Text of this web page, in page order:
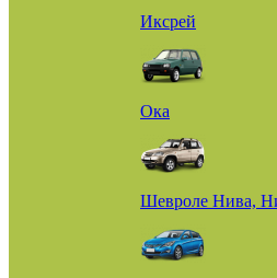
Иксрей
Ока
Шевроле Нива,